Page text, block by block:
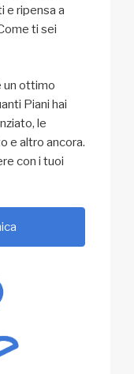
e ripensa a
ti sei
un ottimo
Piani hai
le
e altro ancora.
con i tuoi